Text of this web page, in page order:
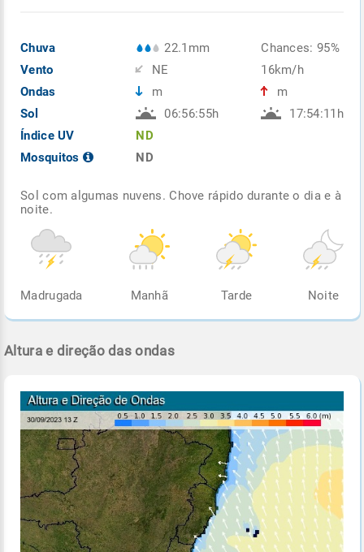
Chuva
Vento
Ondas
Sol
Índice UV
Mosquitos
22.1mm
NE
m
06:56:55h
ND
ND
Chances: 95%
16km/h
m
17:54:11h
Sol com algumas nuvens. Chove rápido durante o dia e à
noite.
Madrugada Manhã Tarde Noite
Altura e direção das ondas